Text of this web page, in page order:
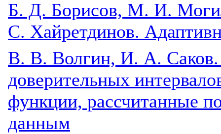
Б. Д. Борисов, М. И.
С. Хайретдинов.
B. В. Волгин, И. А. Саков.
доверительных
функции, рассчитанные
данным